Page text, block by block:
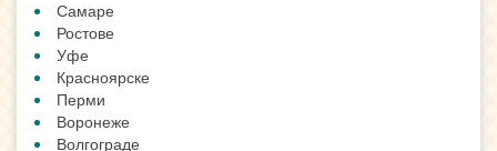
ЗАДАТЬ ВОПРОС